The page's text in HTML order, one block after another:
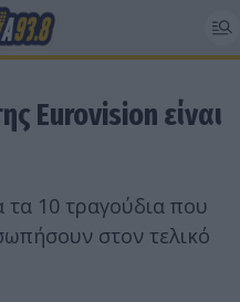
Eurovision είναι
τα 10 τραγούδια που
στον τελικό